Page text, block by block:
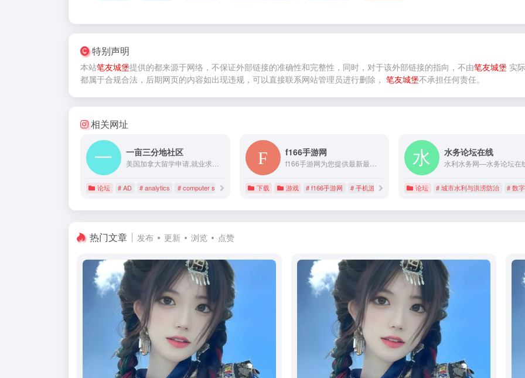
特别声明
本站笔友城堡提供的都来源于网络，不保证外部链接的准确性和完整性，同时，对于该外部链接的指向，不由笔友城堡 实
都属于合规合法，后期网页的内容如出现违规，可以直接联系网站管理员进行删除， 笔友城堡不承担任何责任。
相关网址
一亩三分地社区
论坛 # AD # analytics # computer science
f166手游网
下载 游戏 # f166手游网 # 手机游戏 # 手游
水务论坛在线
论坛 # 城市水利与洪涝防治 # 数
热门文章 发布 更新 浏览 点赞